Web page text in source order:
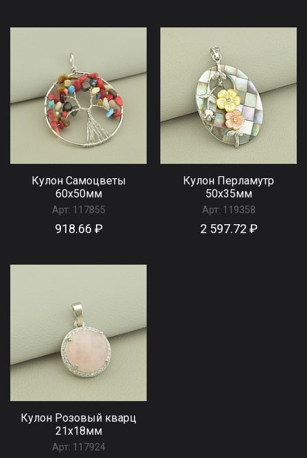
Кулон Самоцветы
60x50мм
Арт: 117855
918.66 ₽
Кулон Перламутр
50x35мм
Арт: 119358
2 597.72 ₽
Кулон Розовый кварц
21x18мм
Арт: 117924